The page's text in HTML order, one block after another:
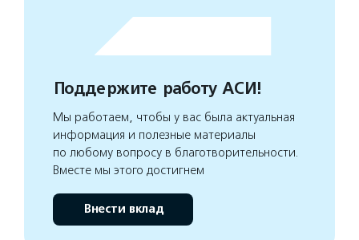
Поддержите работу АСИ!
Мы работаем, чтобы у вас была актуальная
информация и полезные материалы
по любому вопросу в благотворительности.
Вместе мы этого достигнем
Внести вклад